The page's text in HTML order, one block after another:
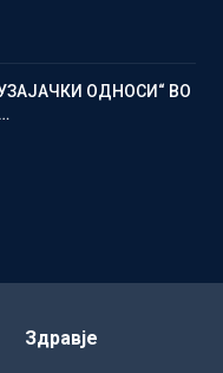
ОДНОСИ“ ВО
Здравје